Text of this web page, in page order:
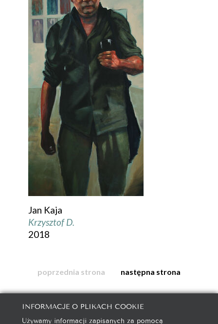
Jan Kaja
Krzysztof D.
2018
poprzednia strona następna strona
INFORMACJE O PLIKACH COOKIE
Używamy informacji zapisanych za pomocą